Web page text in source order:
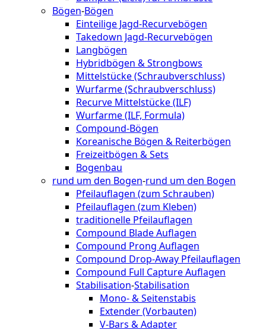
Bögen-Bögen
Einteilige Jagd-Recurvebögen
Takedown Jagd-Recurvebögen
Langbögen
Hybridbögen & Strongbows
Mittelstücke (Schraubverschluss)
Wurfarme (Schraubverschluss)
Recurve Mittelstücke (ILF)
Wurfarme (ILF, Formula)
Compound-Bögen
Koreanische Bögen & Reiterbögen
Freizeitbögen & Sets
Bogenbau
rund um den Bogen-rund um den Bogen
Pfeilauflagen (zum Schrauben)
Pfeilauflagen (zum Kleben)
traditionelle Pfeilauflagen
Compound Blade Auflagen
Compound Prong Auflagen
Compound Drop-Away Pfeilauflagen
Compound Full Capture Auflagen
Stabilisation-Stabilisation
Mono- & Seitenstabis
Extender (Vorbauten)
V-Bars & Adapter